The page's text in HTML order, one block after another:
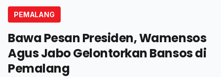
PEMALANG
Bawa Pesan Presiden, Wamensos
Agus Jabo Gelontorkan Bansos di
Pemalang